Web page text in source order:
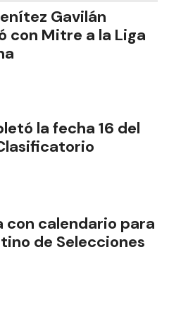
Gavilán
con Mitre a la Liga
la fecha 16 del
con calendario para
de Selecciones